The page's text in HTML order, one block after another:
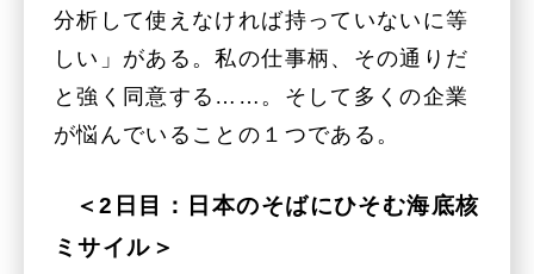
分析して使えなければ持っていないに等
しい」がある。私の仕事柄、その通りだ
と強く同意する……。そして多くの企業
が悩んでいることの１つである。
＜2日目：日本のそばにひそむ海底核
ミサイル＞